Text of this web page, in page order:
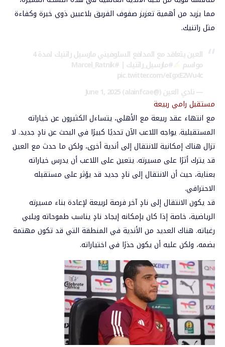
مما يزيد من أهمية تعزيز صفوف الفريق بلاعبين ذوي خبرة وكفاءة
مثل راتنيك.
العين يتعاقد مع المدافع السلوفيني مارسيل راتنيك لمدة 4
مواسم #مارسيل_راتنيك |
#Marcel_Ratnik
pic.twitter.com/eIgxE2Wu4c
— نادي العين (@alainfcae)
June 1, 2025
مستقبل رامي ربيعة
مع انتهاء عقد ربيعة مع الأهلي، يتساءل الكثيرون عن خياراته
المستقبلية. يواجه اللاعب الآن تحديًا كبيرًا في البحث عن نادٍ جديد. لا
تزال هناك إمكانية للانتقال إلى أندية أخرى، ولكن ما حدث مع العين
قد يترك أثرًا على مسيرته. يتعين على اللاعب أن يدرس خياراته
بعناية، حيث أن الانتقال إلى نادٍ جديد قد يؤثر على مستقبله
الاحترافي.
قد يكون الانتقال إلى نادٍ آخر فرصة لربيعة لإعادة بناء مسيرته
الرياضية، خاصة إذا كان بإمكانه إيجاد نادٍ يناسب طموحاته ويلبي
رغباته. هناك العديد من الأندية في المنطقة التي قد تكون مهتمة
بضمه، ولكن عليه أن يكون حذرًا في اختياراته.